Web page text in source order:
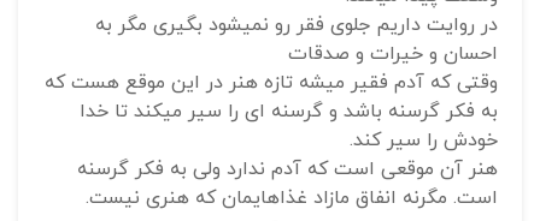
در روایت داریم جلوی فقر رو نمیشود بگیری مگر به
احسان و خیرات و صدقات
وقتی که آدم فقیر میشه تازه هنر در این موقع هست که
به فکر گرسنه باشد و گرسنه ای را سیر میکند تا خدا
خودش را سیر کند.
هنر آن موقعی است که آدم ندارد ولی به فکر گرسنه
است. مگرنه انفاق مازاد غذاهایمان که هنری نیست.